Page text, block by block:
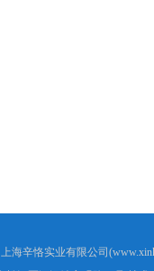
上海辛恪实业有限公司